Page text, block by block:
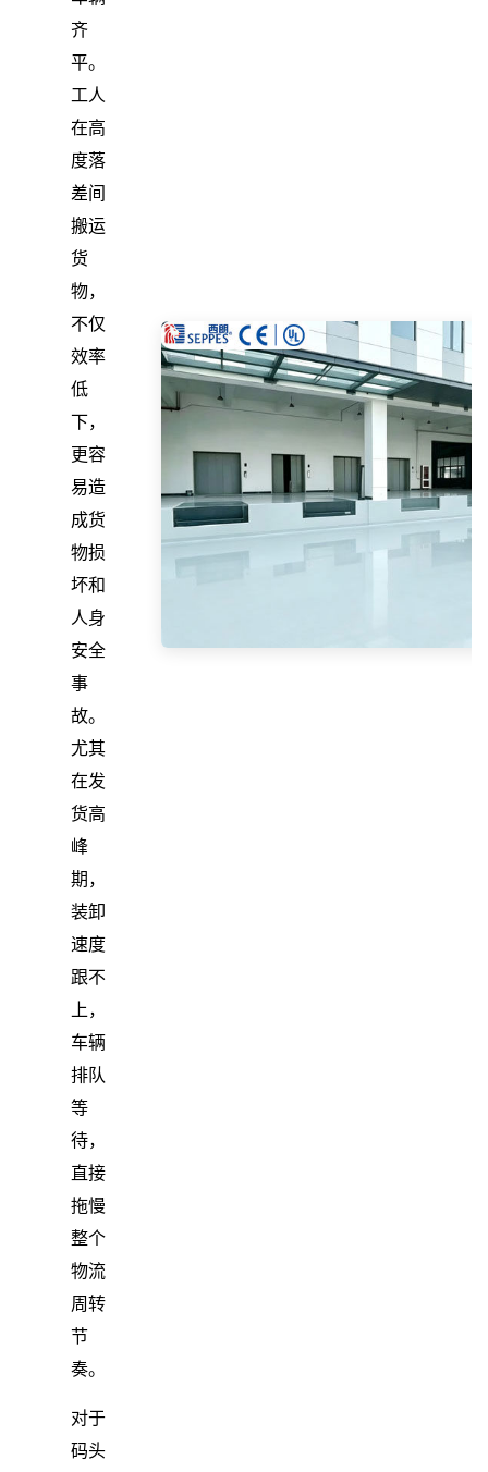
齐
平。
工人
在高
度落
差间
搬运
货
物，
不仅
效率
低
下，
更容
易造
成货
物损
坏和
人身
安全
事
故。
尤其
在发
货高
峰
期，
装卸
速度
跟不
上，
车辆
排队
等
待，
直接
拖慢
整个
物流
周转
节
奏。
对于
码头